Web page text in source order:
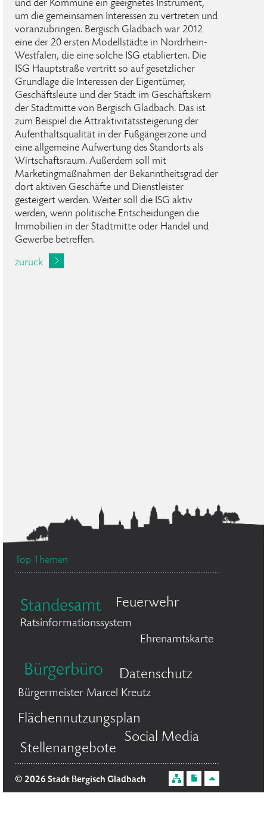
und der Kommune ein geeignetes Instrument,
um die gemeinsamen Interessen zu vertreten und
voranzubringen. Bergisch Gladbach war 2012
eine der 20 ersten Modellstädte in Nordrhein-
Westfalen, die eine solche ISG etablierten. Die
ISG Hauptstraße vertritt so auf gesetzlicher
Grundlage die Interessen der Eigentümer,
Geschäftsleute und der Stadt im Geschäftskern
der Stadtmitte von Bergisch Gladbach. Das ist
zum Beispiel die Attraktivitätssteigerung der
Aufenthaltsqualität in der Fußgängerzone und
eine allgemeine Aufwertung des Standorts als
Wirtschaftsraum. Außerdem soll mit
Marketingmaßnahmen der Bekanntheitsgrad der
dort aktiven Geschäfte und Dienstleister
gesteigert werden. Weiter soll die ISG aktiv
werden, wenn politische Entscheidungen die
Immobilien in der Stadtmitte oder Handel und
Gewerbe betreffen.
zurück
Top Themen
Standesamt Feuerwehr
Ratsinformationssystem
Ehrenamtskarte
Bürgerbüro Datenschutz
Bürgermeister Marcel Kreutz
Flächennutzungsplan
Stellenangebote
Social Media
© 2026 Stadt Bergisch Gladbach